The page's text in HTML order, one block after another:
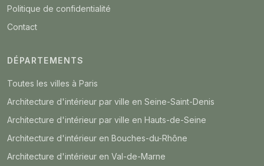
Politique de confidentialité
Contact
DÉPARTEMENTS
Toutes les villes à Paris
Architecture d'intérieur par ville en Seine-Saint-Denis
Architecture d'intérieur par ville en Hauts-de-Seine
Architecture d'intérieur en Bouches-du-Rhône
Architecture d'intérieur en Val-de-Marne